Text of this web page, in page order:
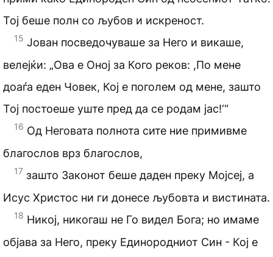
Тој беше полн со љубов и искреност.
15 Јован посведочуваше за Него и викаше,
велејќи: „Ова е Оној за Кого реков: ,По мене
доаѓа еден Човек, Кој е поголем од мене, зашто
Тој постоеше уште пред да се родам јас!‘“
16 Од Неговата полнота сите ние примивме
благослов врз благослов,
17 зашто Законот беше даден преку Мојсеј, а
Исус Христос ни ги донесе љубовта и вистината.
18 Никој, никогаш не Го видел Бога; но имаме
објава за Него, преку Единородниот Син - Кој е